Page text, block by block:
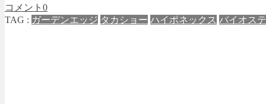
コメント 0
TAG : ガーデンエッジ タカショー ハイポネックス バイオス